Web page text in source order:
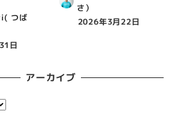
つば
日
さ）
2026年3月22日
アーカイブ